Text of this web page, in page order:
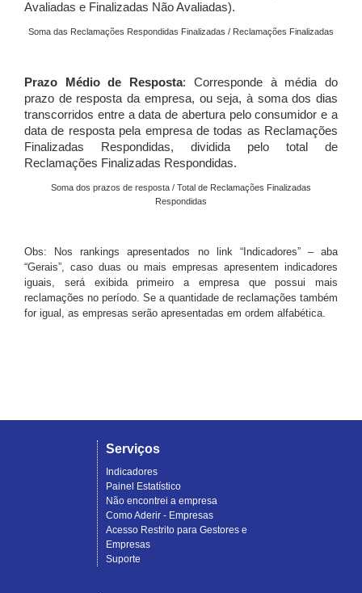
Avaliadas e Finalizadas Não Avaliadas).
Soma das Reclamações Respondidas Finalizadas / Reclamações Finalizadas
Prazo Médio de Resposta: Corresponde à média do
prazo de resposta da empresa, ou seja, à soma dos dias
transcorridos entre a data de abertura pelo consumidor e a
data de resposta pela empresa de todas as Reclamações
Finalizadas Respondidas, dividida pelo total de
Reclamações Finalizadas Respondidas.
Soma dos prazos de resposta / Total de Reclamações Finalizadas
Respondidas
Obs: Nos rankings apresentados no link “Indicadores” – aba
“Gerais”, caso duas ou mais empresas apresentem indicadores
iguais, será exibida primeiro a empresa que possui mais
reclamações no período. Se a quantidade de reclamações também
for igual, as empresas serão apresentadas em ordem alfabética.
Serviços
Indicadores
Painel Estatístico
Não encontrei a empresa
Como Aderir - Empresas
Acesso Restrito para Gestores e
Empresas
Suporte